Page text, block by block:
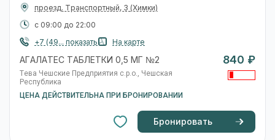
проезд. Транспортный, 3 (Химки)
с 09:00 до 22:00
+7 (49... показать
На карте
АГАЛАТЕС ТАБЛЕТКИ 0,5 МГ №2
Тева Чешские Предприятия с.р.о., Чешская
Республика
ЦЕНА ДЕЙСТВИТЕЛЬНА ПРИ БРОНИРОВАНИИ
840 ₽
Бронировать